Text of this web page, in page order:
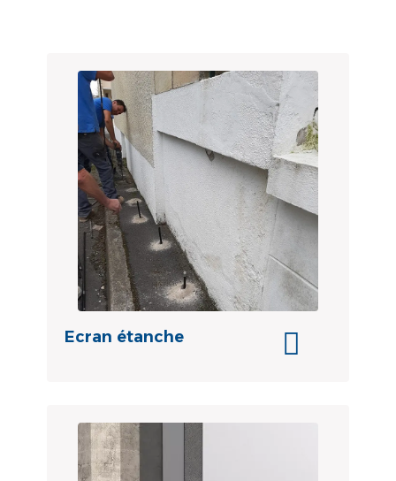
Ecran étanche